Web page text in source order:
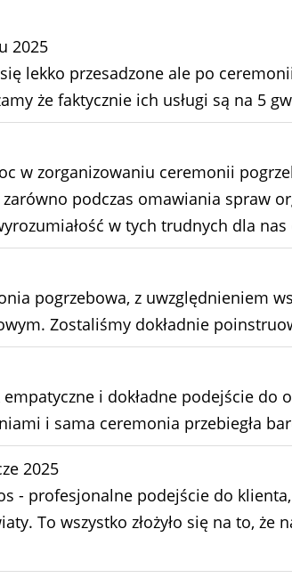
2025
lekko przesadzone ale po
że faktycznie ich usługi są na 5
w zorganizowaniu ceremonii
podczas omawiania spraw
w tych trudnych dla
pogrzebowa, z uwzględnieniem
Zostaliśmy dokładnie
i dokładne podejście
i sama ceremonia przebiegła
2025
- profesjonalne podejście do
To wszystko złożyło się na to, że